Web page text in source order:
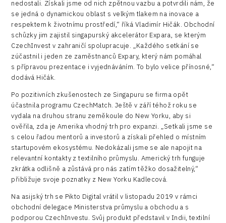
nedostali. Získali jsme od nich zpětnou vazbu a potvrdili nám, že
se jedná o dynamickou oblast s velkým tlakem na inovace a
respektem k životnímu prostředí,“ říká Vladimír Hičák. Obchodní
schůzky jim zajistil singapurský akcelerátor Expara, se kterým
CzechInvest v zahraničí spolupracuje. „Každého setkání se
zúčastnil i jeden ze zaměstnanců Expary, který nám pomáhal
s přípravou prezentace i vyjednáváním. To bylo velice přínosné,“
dodává Hičák.
Po pozitivních zkušenostech ze Singapuru se firma opět
účastnila programu CzechMatch. Ještě v září téhož roku se
vydala na druhou stranu zeměkoule do New Yorku, aby si
ověřila, zda je Amerika vhodný trh pro expanzi. „Setkali jsme se
s celou řadou mentorů a investorů a získali přehled o místním
startupovém ekosystému. Nedokázali jsme se ale napojit na
relevantní kontakty z textilního průmyslu. Americký trh funguje
zkrátka odlišně a zůstává pro nás zatím těžko dosažitelný,“
přibližuje svoje poznatky z New Yorku Kadlecová.
Na asijský trh se Pikto Digital vrátil v listopadu 2019 v rámci
obchodní delegace Ministerstva průmyslu a obchodu a s
podporou CzechInvestu. Svůj produkt představil v Indii, textilní